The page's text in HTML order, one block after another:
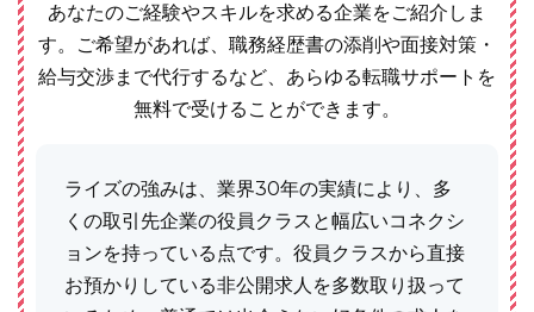
あなたのご経験やスキルを求める企業をご紹介しま
す。ご希望があれば、職務経歴書の添削や面接対策・
給与交渉まで代行するなど、あらゆる転職サポートを
無料で受けることができます。
ライズの強みは、業界30年の実績により、多
くの取引先企業の役員クラスと幅広いコネクシ
ョンを持っている点です。役員クラスから直接
お預かりしている非公開求人を多数取り扱って